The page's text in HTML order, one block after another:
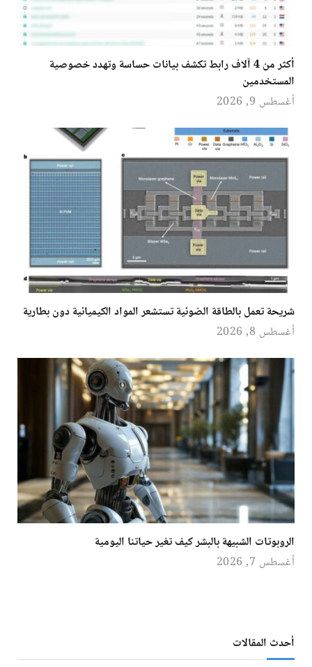
أكثر من 4 آلاف رابط تكشف بيانات حساسة وتهدد خصوصية
المستخدمين
أغسطس 9, 2026
شريحة تعمل بالطاقة الضوئية تستشعر المواد الكيميائية دون بطارية
أغسطس 8, 2026
الروبوتات الشبيهة بالبشر كيف تغير حياتنا اليومية
أغسطس 7, 2026
أحدث المقالات